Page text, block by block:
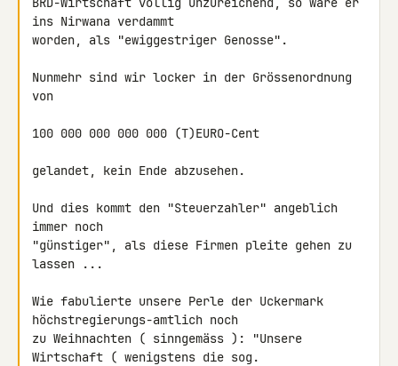
ins Nirwana verdammt
worden, als "ewiggestriger Genosse".
Nunmehr sind wir locker in der Grössenordnung
von
100 000 000 000 000 (T)EURO-Cent
gelandet, kein Ende abzusehen.
Und dies kommt den "Steuerzahler" angeblich
immer noch
"günstiger", als diese Firmen pleite gehen zu
lassen ...
Wie fabulierte unsere Perle der Uckermark
höchstregierungs-amtlich noch
zu Weihnachten ( sinngemäss ): "Unsere
Wirtschaft ( wenigstens die sog.